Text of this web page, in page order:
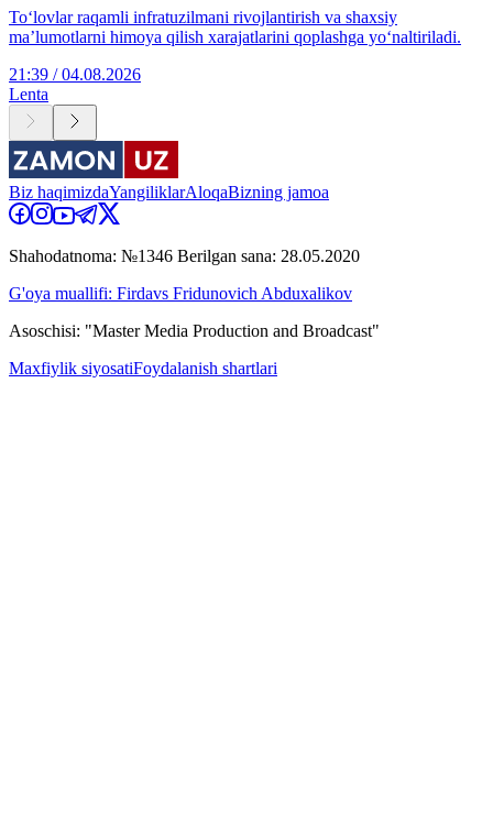
To‘lovlar raqamli infratuzilmani rivojlantirish va shaxsiy
ma’lumotlarni himoya qilish xarajatlarini qoplashga yo‘naltiriladi.
21:39 / 04.08.2026
Lenta
Biz haqimizdaYangiliklarAloqaBizning jamoa
Shahodatnoma: №1346 Berilgan sana: 28.05.2020
G'oya muallifi: Firdavs Fridunovich Abduxalikov
Asoschisi: "Master Media Production and Broadcast"
Maxfiylik siyosatiFoydalanish shartlari